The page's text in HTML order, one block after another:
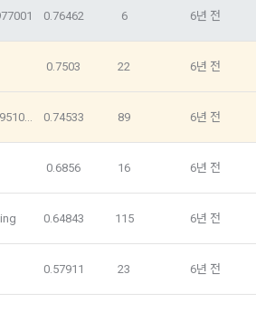
메일 인증 필요
] 회원가입 인증메일
자료를 DB화하여 각각의 목적에 맞게
서비스를 이용하기 위하여 이 약관에 동
“데이콘 인재풀 서비스”를 이용하기 위
프로젝트, 코드 등을 공유한 자로서, 채
원”을 말한다.
“회사”에 대회의 주최를 의뢰하거나, 채
하기 위해 “회사”와 일정 계약을 한 개
사”가 “사이트”에 출제한 문제에 “개인
리인(부모 등)이 만14세 미만 아동의 개
권리를 행사할 수 있는지도 함께 안내
생하는 경우, 추가적인 피해를 예방하고
와 관련하여 데이콘과 이용자 간의 권
제5항에 의해 선택정보 사항에 대해서
서비스 이용에 제한되지 않습니다.
자 맞춤형 상품 추천 등의 마케팅 정보
의 철회
케팅 정보를 원하지 않을 경우 ‘홈>계
케팅(대회 진행, 교육 등) 정보 수신 동
수 있습니다.
0.76462 6 6년 전
0.7503 22 6년 전
펭수high_1579519510833 0.74533 89 6년 전
0.6856 16 6년 전
0.64843 115 6년 전
0.57911 23 6년 전